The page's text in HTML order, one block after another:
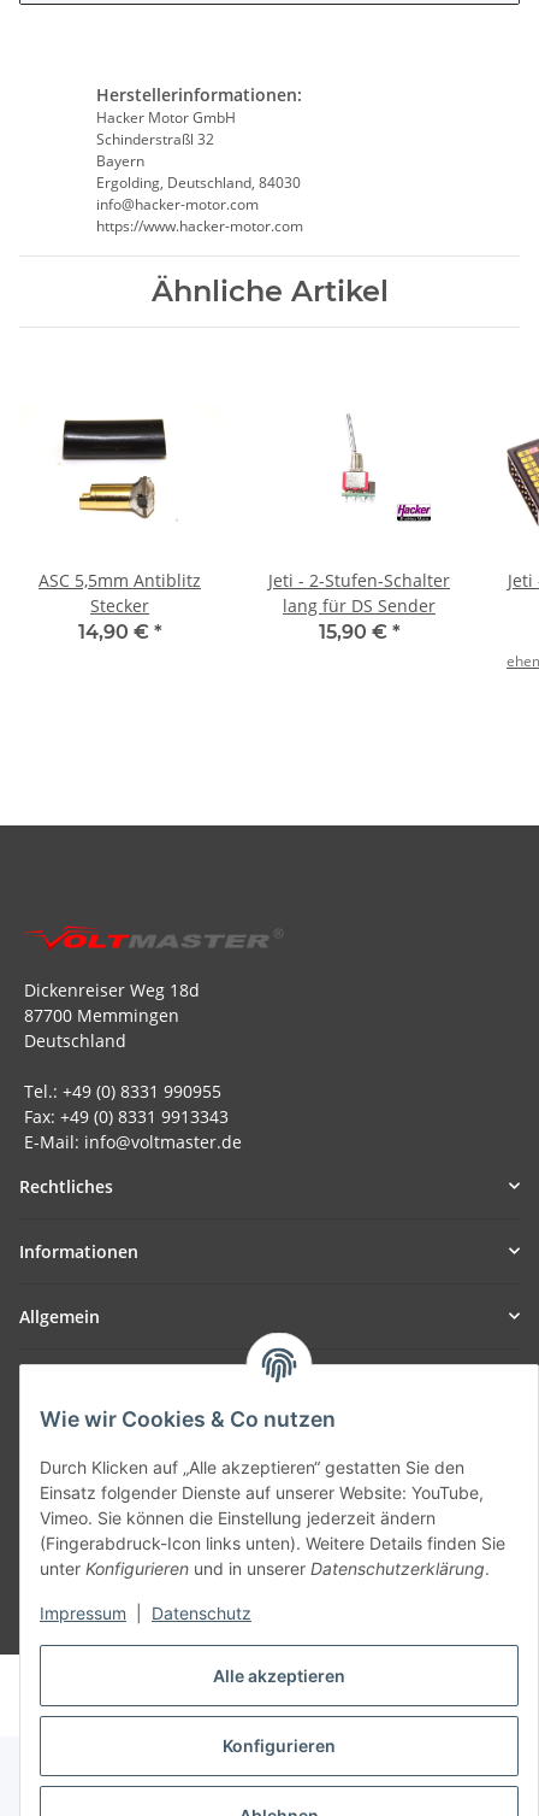
Alle akzeptieren
Konfigurieren
Wie wir Cookies & Co nutzen
Durch Klicken auf „Alle akzeptieren“ gestatten Sie den
Einsatz folgender Dienste auf unserer Website: YouTube,
Vimeo. Sie können die Einstellung jederzeit ändern
(Fingerabdruck-Icon links unten). Weitere Details finden Sie
unter Konfigurieren und in unserer Datenschutzerklärung.
Impressum Datenschutz
Herstellerinformationen:
Hacker Motor GmbH
Schinderstraßl 32
Bayern
Ergolding, Deutschland, 84030
info@hacker-motor.com
https://www.hacker-motor.com
Ähnliche Artikel
ASC 5,5mm Antiblitz
Stecker
14,90 € *
Jeti - 2-Stufen-Schalter
lang für DS Sender
15,90 € *
Jeti
Dickenreiser Weg 18d
87700 Memmingen
Deutschland
Tel.: +49 (0) 8331 990955
Fax: +49 (0) 8331 9913343
E-Mail: info@voltmaster.de
Rechtliches
Informationen
Allgemein
SmoliTec - Safety. Simplified. Worldwide. ( B2B Shop )
Vertrag widerrufen
* Alle Preise inkl. gesetzlicher USt., zzgl.
© voltmaster.de
Powered byJTL-Shop